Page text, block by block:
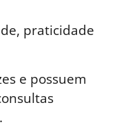
praticidade
e possuem